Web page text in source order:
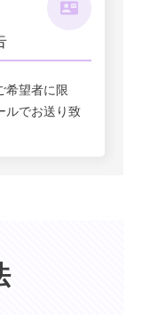
希望者に限
ルでお送り致